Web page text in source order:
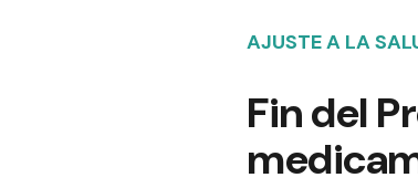
AJUSTE A LA
Fin del